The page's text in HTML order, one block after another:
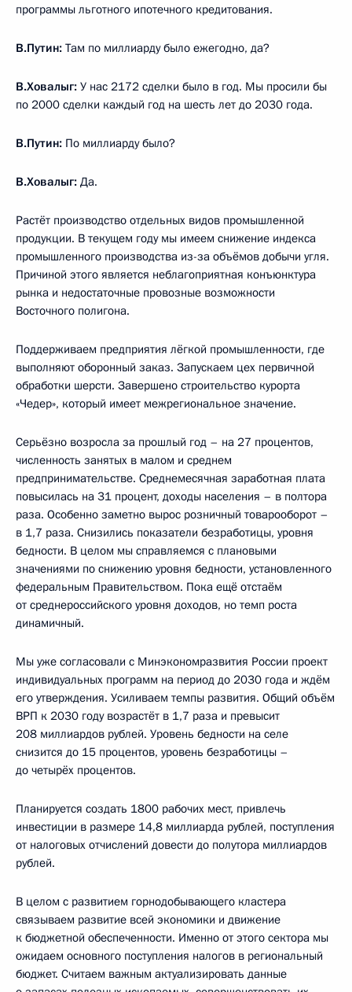
программы льготного ипотечного кредитования.
В.Путин: Там по миллиарду было ежегодно, да?
В.Ховалыг: У нас 2172 сделки было в год. Мы просили бы
по 2000 сделки каждый год на шесть лет до 2030 года.
В.Путин: По миллиарду было?
В.Ховалыг: Да.
Растёт производство отдельных видов промышленной
продукции. В текущем году мы имеем снижение индекса
промышленного производства из-за объёмов добычи угля.
Причиной этого является неблагоприятная конъюнктура
рынка и недостаточные провозные возможности
Восточного полигона.
Поддерживаем предприятия лёгкой промышленности, где
выполняют оборонный заказ. Запускаем цех первичной
обработки шерсти. Завершено строительство курорта
«Чедер», который имеет межрегиональное значение.
Серьёзно возросла за прошлый год – на 27 процентов,
численность занятых в малом и среднем
предпринимательстве. Среднемесячная заработная плата
повысилась на 31 процент, доходы населения – в полтора
раза. Особенно заметно вырос розничный товарооборот –
в 1,7 раза. Снизились показатели безработицы, уровня
бедности. В целом мы справляемся с плановыми
значениями по снижению уровня бедности, установленного
федеральным Правительством. Пока ещё отстаём
от среднероссийского уровня доходов, но темп роста
динамичный.
Мы уже согласовали с Минэкономразвития России проект
индивидуальных программ на период до 2030 года и ждём
его утверждения. Усиливаем темпы развития. Общий объём
ВРП к 2030 году возрастёт в 1,7 раза и превысит
208 миллиардов рублей. Уровень бедности на селе
снизится до 15 процентов, уровень безработицы –
до четырёх процентов.
Планируется создать 1800 рабочих мест, привлечь
инвестиции в размере 14,8 миллиарда рублей, поступления
от налоговых отчислений довести до полутора миллиардов
рублей.
В целом с развитием горнодобывающего кластера
связываем развитие всей экономики и движение
к бюджетной обеспеченности. Именно от этого сектора мы
ожидаем основного поступления налогов в региональный
бюджет. Считаем важным актуализировать данные